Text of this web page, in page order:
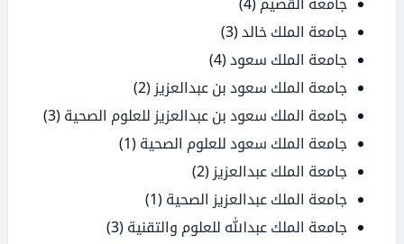
جامعة الملك خالد(3)
جامعة الملك سعود(4)
جامعة الملك سعود بن عبدالعزيز (2)
جامعة الملك سعود بن عبدالعزيز للعلوم الصحية (3)
جامعة الملك سعود للعلوم الصحية (1)
جامعة الملك عبدالعزيز (2)
جامعة الملك عبدالعزيز الصحية (1)
جامعة الملك عبدالله للعلوم والتقنية (3)